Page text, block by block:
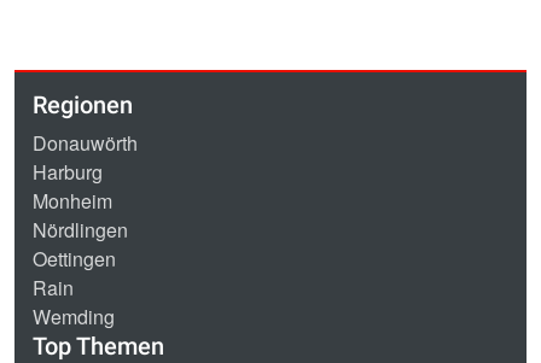
Regionen
Donauwörth
Harburg
Monheim
Nördlingen
Oettingen
Rain
Wemding
Top Themen